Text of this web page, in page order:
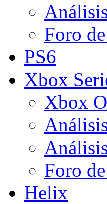
Foro
PS6
Xbox
Xbox
Foro
Helix